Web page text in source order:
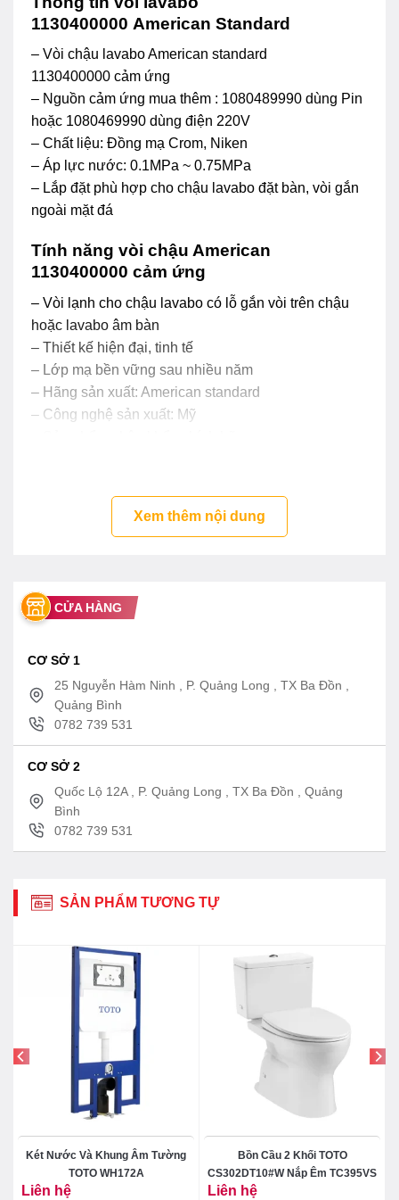
1130400000 American Standard
– Vòi chậu lavabo American standard
1130400000 cảm ứng
– Nguồn cảm ứng mua thêm : 1080489990 dùng Pin
hoặc 1080469990 dùng điện 220V
– Chất liệu: Đồng mạ Crom, Niken
– Áp lực nước: 0.1MPa ~ 0.75MPa
– Lắp đặt phù hợp cho chậu lavabo đặt bàn, vòi gắn
ngoài mặt đá
Tính năng vòi chậu American
1130400000 cảm ứng
– Vòi lạnh cho chậu lavabo có lỗ gắn vòi trên chậu
hoặc lavabo âm bàn
– Thiết kế hiện đại, tinh tế
– Lớp mạ bền vững sau nhiều năm
– Hãng sản xuất: American standard
– Công nghệ sản xuất: Mỹ
Xem thêm nội dung
CỬA HÀNG
CƠ SỞ 1
25 Nguyễn Hàm Ninh , P. Quảng Long , TX Ba Đồn ,
Quảng Bình
0782 739 531
CƠ SỞ 2
Quốc Lộ 12A , P. Quảng Long , TX Ba Đồn , Quảng
Bình
0782 739 531
SẢN PHẨM TƯƠNG TỰ
Két Nước Và Khung Âm Tường
TOTO WH172A
Liên hệ
Bồn Cầu 2 Khối TOTO
CS302DT10#W Nắp Êm TC395VS
Liên hệ